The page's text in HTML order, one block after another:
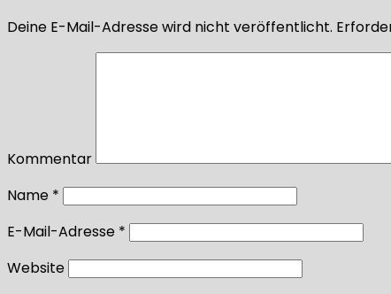
Deine E-Mail-Adresse wird nicht veröffentlicht.
Kommentar
Name *
E-Mail-Adresse *
Website